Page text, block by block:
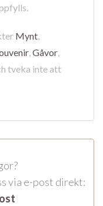
Mynt,
,Gåvor,
tveka inte att
via e-post direkt: